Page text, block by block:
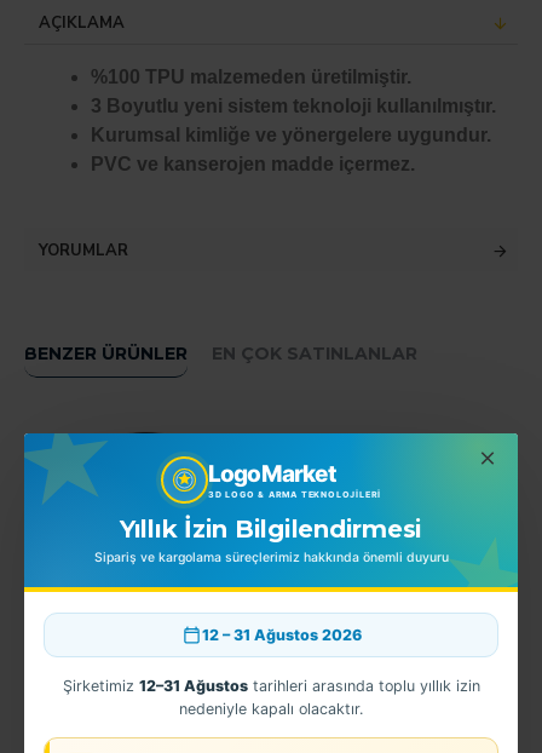
LogoMarket
3D LOGO & ARMA TEKNOLOJILERI
Yıllık İzin Bilgilendirmesi
Sipariş ve kargolama süreçlerimiz hakkında önemli duyuru
12 – 31 Ağustos 2026
Şirketimiz 12–31 Ağustostarihleri arasında toplu yıllık izin
nedeniyle kapalı olacaktır.
AÇIKLAMA
%100 TPU malzemeden üretilmiştir.
3 Boyutlu yeni sistem teknoloji kullanılmıştır.
Kurumsal kimliğe ve yönergelere uygundur.
PVC ve kanserojen madde içermez.
YORUMLAR
BENZER ÜRÜNLER EN ÇOK SATINLANLAR
EGM - 3D Yunus Polis Kol Arması - TPU
150,00TL